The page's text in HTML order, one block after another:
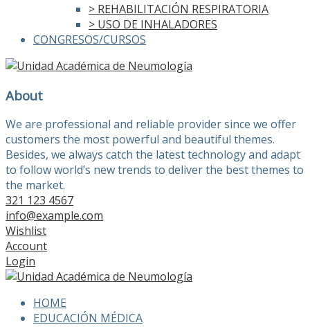
> REHABILITACIÓN RESPIRATORIA
> USO DE INHALADORES
CONGRESOS/CURSOS
About
We are professional and reliable provider since we offer
customers the most powerful and beautiful themes.
Besides, we always catch the latest technology and adapt
to follow world’s new trends to deliver the best themes to
the market.
321 123 4567
info@example.com
Wishlist
Account
Login
HOME
EDUCACIÓN MÉDICA